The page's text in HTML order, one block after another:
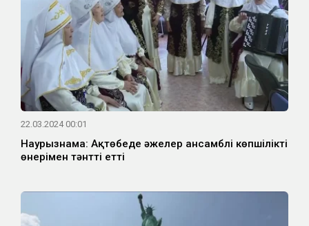
22.03.2024 00:01
Наурызнама: Ақтөбеде әжелер ансамблі көпшілікті
өнерімен тәнтті етті